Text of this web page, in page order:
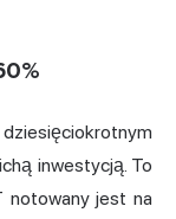
inwestycją. To
notowany jest na